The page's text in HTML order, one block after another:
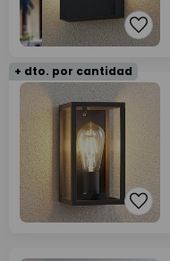
+ dto. por cantidad